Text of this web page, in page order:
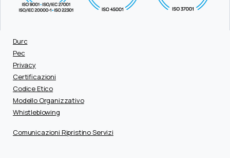
Durc
Pec
Privacy
Certificazioni
Codice Etico
Modello Organizzativo
Whistleblowing
Comunicazioni Ripristino Servizi